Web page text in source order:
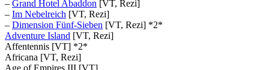
– Grand Hotel Abaddon [VT, Rezi]
– Im Nebelreich [VT, Rezi]
– Dimension Fünf-Sieben [VT, Rezi] *2*
Adventure Island [VT, Rezi]
Affentennis [VT] *2*
Africana [VT, Rezi]
Age of Empires III [VT]